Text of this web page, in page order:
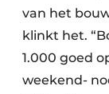
van het
klinkt het.
1.000 goed
weekend-